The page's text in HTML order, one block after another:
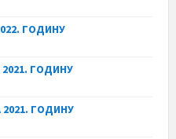
ГОДИНУ
ГОДИНУ
ГОДИНУ